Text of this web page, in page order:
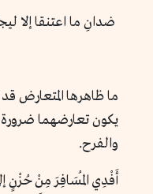
ضدانِ ما اعتنقا إلا
ما ظاهرها المتعارض
يكون تعارضهما
والفرح.
أَفْدِي المُسَافِرَ مِنْ حُزْنٍ